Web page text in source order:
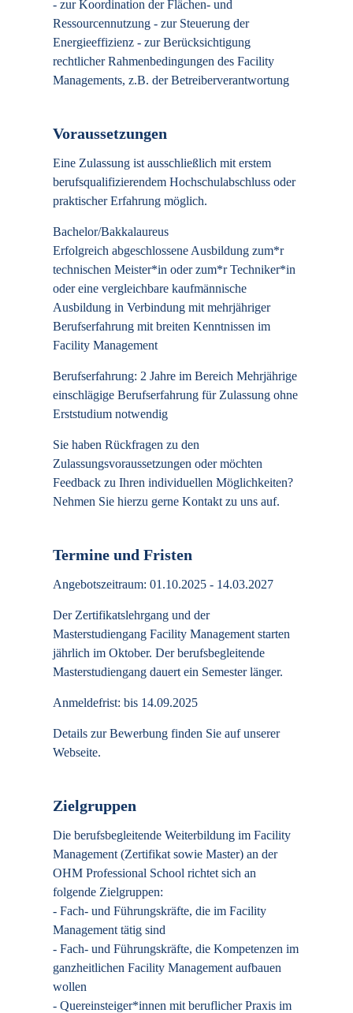
- zur Koordination der Flächen- und
Ressourcennutzung - zur Steuerung der
Energieeffizienz - zur Berücksichtigung
rechtlicher Rahmenbedingungen des Facility
Managements, z.B. der Betreiberverantwortung
Voraussetzungen
Eine Zulassung ist ausschließlich mit erstem
berufsqualifizierendem Hochschulabschluss oder
praktischer Erfahrung möglich.
Bachelor/Bakkalaureus
Erfolgreich abgeschlossene Ausbildung zum*r
technischen Meister*in oder zum*r Techniker*in
oder eine vergleichbare kaufmännische
Ausbildung in Verbindung mit mehrjähriger
Berufserfahrung mit breiten Kenntnissen im
Facility Management
Berufserfahrung: 2 Jahre im Bereich Mehrjährige
einschlägige Berufserfahrung für Zulassung ohne
Erststudium notwendig
Sie haben Rückfragen zu den
Zulassungsvoraussetzungen oder möchten
Feedback zu Ihren individuellen Möglichkeiten?
Nehmen Sie hierzu gerne Kontakt zu uns auf.
Termine und Fristen
Angebotszeitraum: 01.10.2025 - 14.03.2027
Der Zertifikatslehrgang und der
Masterstudiengang Facility Management starten
jährlich im Oktober. Der berufsbegleitende
Masterstudiengang dauert ein Semester länger.
Anmeldefrist: bis 14.09.2025
Details zur Bewerbung finden Sie auf unserer
Webseite.
Zielgruppen
Die berufsbegleitende Weiterbildung im Facility
Management (Zertifikat sowie Master) an der
OHM Professional School richtet sich an
folgende Zielgruppen:
- Fach- und Führungskräfte, die im Facility
Management tätig sind
- Fach- und Führungskräfte, die Kompetenzen im
ganzheitlichen Facility Management aufbauen
wollen
- Quereinsteiger*innen mit beruflicher Praxis im